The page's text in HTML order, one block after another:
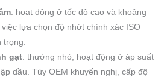
: hoạt động ở tốc độ cao và khoảng
lựa chọn độ nhớt chính xác ISO
gạt: thường nhỏ, hoạt động ở áp suất
dầu. Tùy OEM khuyến nghị, cấp độ